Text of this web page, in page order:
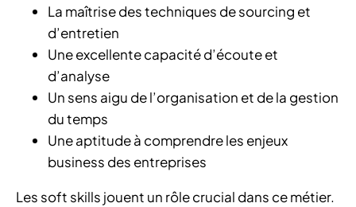
La maîtrise des techniques de sourcing et
d’entretien
Une excellente capacité d’écoute et
d’analyse
Un sens aigu de l’organisation et de la gestion
du temps
Une aptitude à comprendre les enjeux
business des entreprises
Les soft skills jouent un rôle crucial dans ce métier.